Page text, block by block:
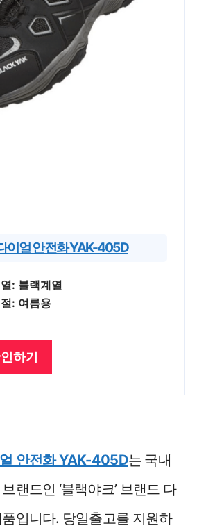
이얼 안전화 YAK-405D
: 블랙계열
: 여름용
하기
안전화 YAK-405D는 국내
랜드인 ‘블랙야크’ 브랜드 다
입니다. 당일출고를 지원하